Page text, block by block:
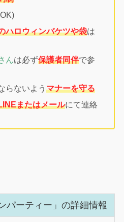
ハロウィンバケツや袋は
んは必ず保護者同伴で参
らないよう マナーを守る
またはメールにて連絡
パーティー」の詳細情報